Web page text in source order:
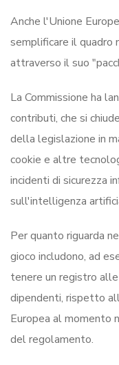
Anche l'Unione
semplificare il quadro
attraverso il suo
La Commissione ha
contributi, che si
della legislazione in
cookie e altre
incidenti di sicurezza
sull'intelligenza
Per quanto riguarda
gioco includono, ad
tenere un registro
dipendenti, rispetto
Europea al momento
del regolamento.